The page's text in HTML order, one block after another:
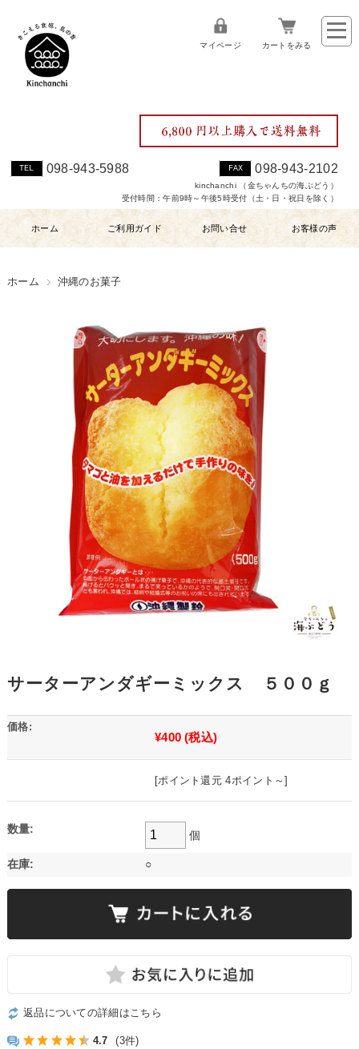
TEL 098-943-5988 FAX 098-943-2102
kinchanchi （金ちゃんちの海ぶどう）
受付時間：午前9時～午後5時受付（土・日・祝日を除く）
マイページ カートをみる
ホーム ご利用ガイド お問い合せ お客様の声
ホーム 沖縄のお菓子
サーターアンダギーミックス ５００ｇ
価格:
¥400 (税込)
[ポイント還元 4ポイント～]
数量:
個
在庫: ○
返品についての詳細はこちら
4.7 (3件)